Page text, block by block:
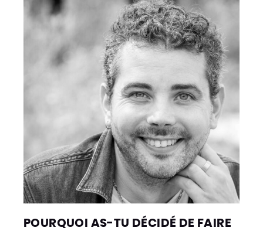
POURQUOI AS-TU DÉCIDÉ DE FAIRE